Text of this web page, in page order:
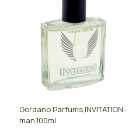
Gordano Parfums,INVITATION-
man,100ml